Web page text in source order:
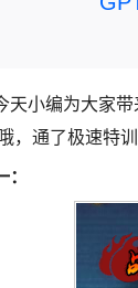
天小编为大家
，通了极速特